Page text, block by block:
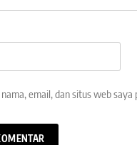
email, dan situs web